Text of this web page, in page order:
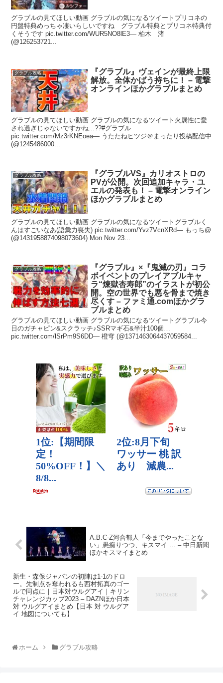
グラブルの見てほしい動画 グラブルの気になるツイートプリコネの
円盤特典めっちゃ凄いらしいですね グラブル特典とプリコネ特典付
くそうです pic.twitter.com/WUR5NO8lE3— 柏木 渚
(@126253721...
グラブル攻略
『グラブル』ヴェインが最終上限
解放。全体かばう持ちに！ – 電撃
オンラインほかグラブルまとめ
グラブルの見てほしい動画 グラブルの気になるツイート火属性に愛
され過ぎじゃないですかね...??#グラブル
pic.twitter.com/Mz3rKNEoea— うたたねヒツジ＠まったり投稿配信中
(@1245486000...
グラブル攻略
『グラブルVS』カリオストロの
PVが公開。次回追加キャラ・ユ
エルの発表も！ – 電撃オンライン
ほかグラブルまとめ
グラブルの見てほしい動画 グラブルの気になるツイートグラブルく
んはすごいなあ(語彙力喪失) pic.twitter.com/Yvz7VcnXRd— もっち@
(@1431958874098073604) Mon Nov 23...
グラブル攻略
『グラブル』×『鬼滅の刃』コラ
ボイベントのプレイアブルキャ
ラ“煉獄杏寿郎”のイラストが初公
開。空の世界でも悪を骨まで焼き
尽くす – ファミ通.comほかグラ
ブルまとめ
グラブルの見てほしい動画 グラブルの気になるツイートグラブル今
日のガチャピン&スクラッチ♪SSRマギ石&半汁100個…
pic.twitter.com/lSrPm9S6DD— 橙穹 (@1371463064437059584...
A.B.C-Z河合郁人「今までやったことな
い」愚痴りつつ、キスマイ … – 中日新聞
ほかキスマイまとめ
新生・森保ジャパンの初陣は1-1のドロ
ー。先制点を奪われるも西村拓真のゴー
ルで同点に｜日本対ウルグアイ｜キリン
チャレンジカップ2023 – DAZNほか日本
対 ウルグアイまとめ【日本 対 ウルグア
イ 地図についても】
ホーム グラブル攻略